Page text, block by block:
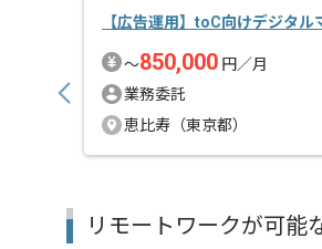
【広告運用】toC向けデジタ
〜850,000 円／月
業務委託
恵比寿（東京都）
リモートワークが可能